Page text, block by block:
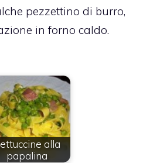
pezzettino di burro,
in forno caldo.
alla
papalina